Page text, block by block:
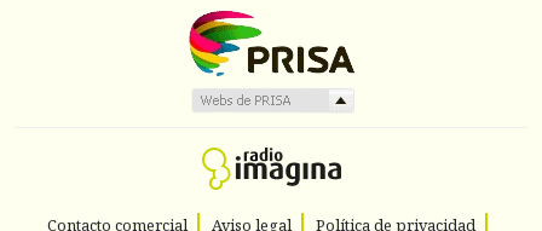
Contacto comercial Aviso legal Política de privacidad